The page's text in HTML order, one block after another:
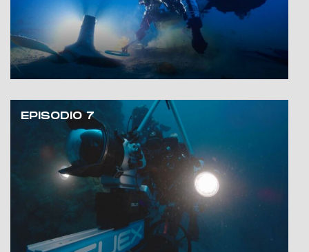
EPISODIO 7